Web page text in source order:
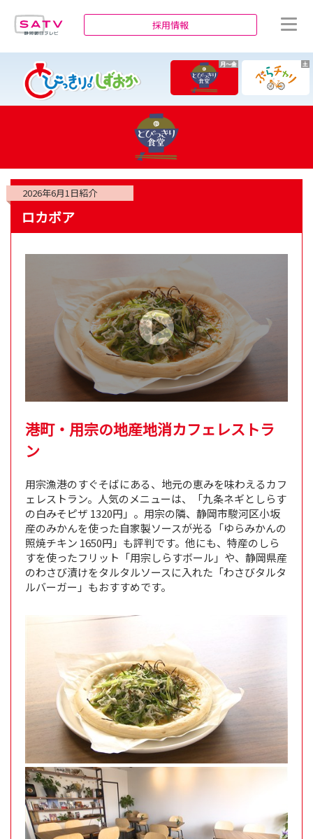
採用情報
月～金 土
2026年6月1日紹介
ロカボア
港町・用宗の地産地消カフェレストラ
ン
用宗漁港のすぐそばにある、地元の恵みを味わえるカフ
ェレストラン。人気のメニューは、「九条ネギとしらす
の白みそピザ 1320円」。用宗の隣、静岡市駿河区小坂
産のみかんを使った自家製ソースが光る「ゆらみかんの
照焼チキン 1650円」も評判です。他にも、特産のしら
すを使ったフリット「用宗しらすボール」や、静岡県産
のわさび漬けをタルタルソースに入れた「わさびタルタ
ルバーガー」もおすすめです。